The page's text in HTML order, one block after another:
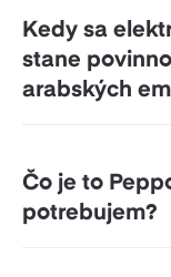
Kedy sa
stane
arabských
Čo je to
potrebujem?